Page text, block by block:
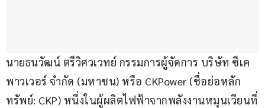
นายธนวัฒน์ ตรีวิศวเวทย์ กรรมการผู้จัดการ บริษัท ซีเค
พาวเวอร์ จำกัด (มหาชน) หรือ CKPower (ชื่อย่อหลัก
ทรัพย์: CKP) หนึ่งในผู้ผลิตไฟฟ้าจากพลังงานหมุนเวียนที่